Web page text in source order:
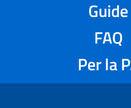
Guide
FAQ
Per la